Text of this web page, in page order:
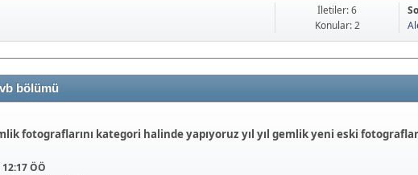
İletiler: 6
Konular: 2
bölümü
fotograflarını kategori halinde yapıyoruz yıl yıl gemlik yeni eski
ÖÖ